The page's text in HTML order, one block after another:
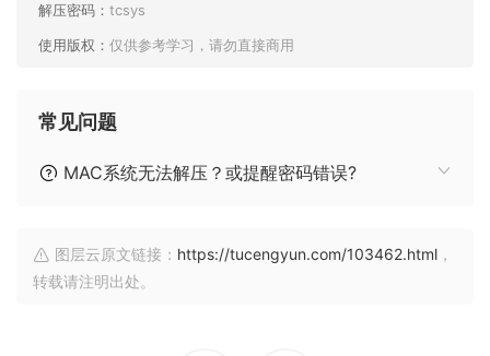
解压密码： tcsys
使用版权： 仅供参考学习，请勿直接商用
常见问题
MAC系统无法解压？或提醒密码错误?
图层云原文链接： https://tucengyun.com/103462.html ，
转载请注明出处。